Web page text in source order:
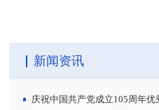
新闻资讯
庆祝中国共产党成立105周年优